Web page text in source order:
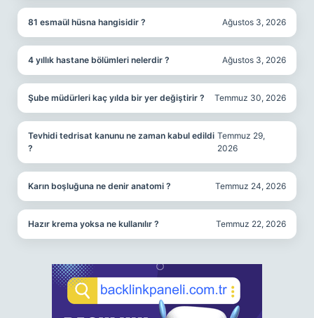
81 esmaül hüsna hangisidir ? Ağustos 3, 2026
4 yıllık hastane bölümleri nelerdir ? Ağustos 3, 2026
Şube müdürleri kaç yılda bir yer değiştirir ? Temmuz 30, 2026
Tevhidi tedrisat kanunu ne zaman kabul edildi
?
Temmuz 29,
2026
Karın boşluğuna ne denir anatomi ? Temmuz 24, 2026
Hazır krema yoksa ne kullanılır ? Temmuz 22, 2026